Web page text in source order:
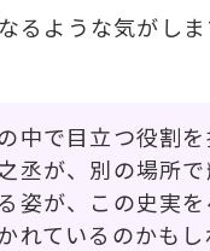
るような気がしま
中で目立つ役割
丞が、別の場所で
姿が、この史実を
れているのかもし